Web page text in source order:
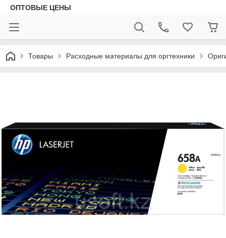
ОПТОВЫЕ ЦЕНЫ
Товары Расходные материалы для оргтехники